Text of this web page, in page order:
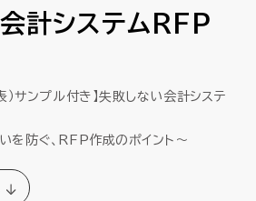
計システムRFP
）サンプル付き】失敗しない会計システ
を防ぐ、RFP作成のポイント～